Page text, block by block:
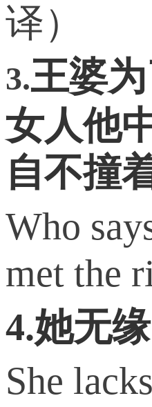
译）
3.王婆
女人他
自不撞
Who
met the
4.她无
She